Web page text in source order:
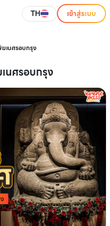
TH เข้าสู่ระบบ
เนศรอบกรุง
นศรอบกรุง